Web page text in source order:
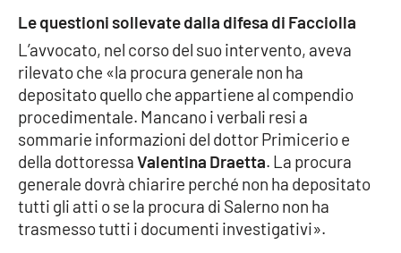
Buona Sanità Calabria
LACALABRIAVISIONE
Destinazioni
Eventi
Food
Le questioni sollevate dalla difesa di Facciolla
L’avvocato, nel corso del suo intervento, aveva
rilevato che «la procura generale non ha
depositato quello che appartiene al compendio
procedimentale. Mancano i verbali resi a
sommarie informazioni del dottor Primicerio e
della dottoressaValentina Draetta. La procura
generale dovrà chiarire perché non ha depositato
tutti gli atti o se la procura di Salerno non ha
trasmesso tutti i documenti investigativi».